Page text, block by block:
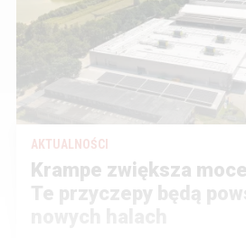
AKTUALNOŚCI
Krampe zwiększa
Te przyczepy będą